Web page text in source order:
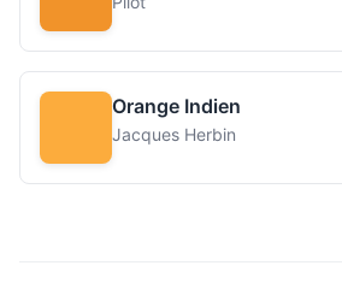
Orange Indien
Jacques Herbin